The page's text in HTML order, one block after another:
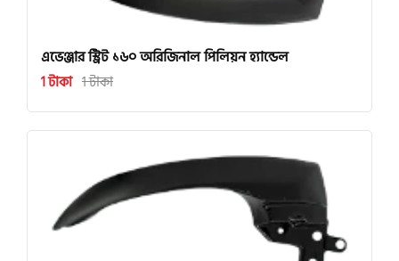
এভেঞ্জার স্ট্রিট ১৬০ অরিজিনাল পিলিয়ন হ্যান্ডেল
1 টাকা 1 টাকা